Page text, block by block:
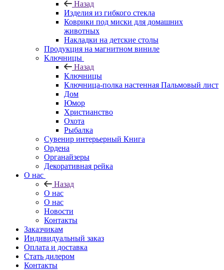
Назад
Изделия из гибкого стекла
Коврики под миски для домашних
животных
Накладки на детские столы
Продукция на магнитном виниле
Ключницы
Назад
Ключницы
Ключница-полка настенная Пальмовый лист
Дом
Юмор
Христианство
Охота
Рыбалка
Сувенир интерьерный Книга
Ордена
Органайзеры
Декоративная рейка
О нас
Назад
О нас
О нас
Новости
Контакты
Заказчикам
Индивидуальный заказ
Оплата и доставка
Стать дилером
Контакты